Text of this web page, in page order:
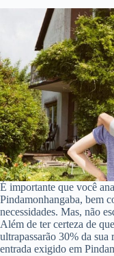
É importante que você
Pindamonhangaba, bem
necessidades. Mas, não
Além de ter certeza de
ultrapassarão 30% da
entrada exigido em